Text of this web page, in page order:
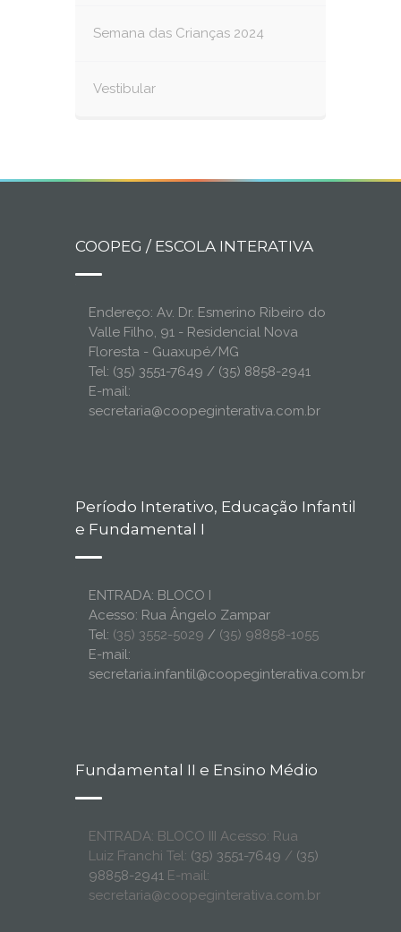
Semana das Crianças 2024
Vestibular
COOPEG / ESCOLA INTERATIVA
Endereço: Av. Dr. Esmerino Ribeiro do
Valle Filho, 91 - Residencial Nova
Floresta - Guaxupé/MG
Tel: (35) 3551-7649 / (35) 8858-2941
E-mail:
secretaria@coopeginterativa.com.br
Período Interativo, Educação Infantil
e Fundamental I
ENTRADA: BLOCO I
Acesso: Rua Ângelo Zampar
Tel: (35) 3552-5029 / (35) 98858-1055
E-mail:
secretaria.infantil@coopeginterativa.com.br
Fundamental II e Ensino Médio
ENTRADA: BLOCO III Acesso: Rua
Luiz Franchi Tel: (35) 3551-7649 / (35)
98858-2941 E-mail:
secretaria@coopeginterativa.com.br